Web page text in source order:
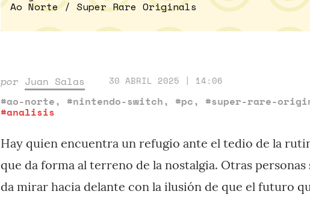
Ao Norte / Super Rare Originals
por Juan Salas 30 ABRIL 2025 | 14:06
#ao-norte, #nintendo-switch, #pc, #super-rare-
#analisis
Hay quien encuentra un refugio ante el tedio de la
que da forma al terreno de la nostalgia. Otras personas
da mirar hacia delante con la ilusión de que el futuro